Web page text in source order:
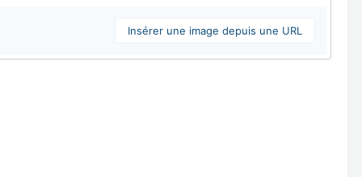
Insérer une image depuis une URL